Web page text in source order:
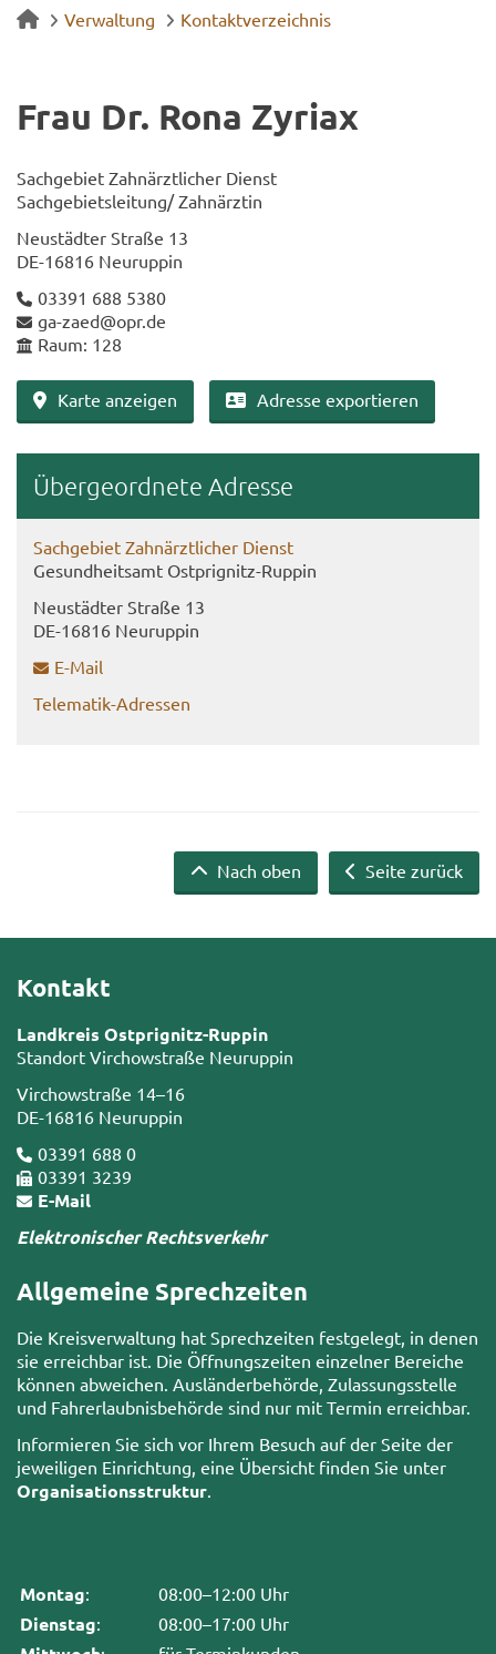
Verwaltung Kontaktverzeichnis
Frau Dr. Rona Zy­riax
Sach­ge­biet Zahn­ärzt­li­cher Dienst
Sach­ge­biets­lei­tung/ Zahn­ärz­tin
Neu­städ­ter Stra­ße 13
DE-​16816 Neu­rup­pin
03391 688 5380
ga-​zaed@opr.de
Raum: 128
Karte an­zei­gen Adres­se ex­por­tie­ren
Über­ge­ord­ne­te Adres­se
Sach­ge­biet Zahn­ärzt­li­cher Dienst
Ge­sund­heits­amt Ostprignitz-​Ruppin
Neu­städ­ter Stra­ße 13
DE-​16816 Neu­rup­pin
E-​Mail
Telematik-​Adressen
Seite zurück
Nach oben
Kontakt
Landkreis Ostprignitz-Ruppin
Standort Virchowstraße Neuruppin
Virchowstraße 14–16
DE-16816 Neuruppin
03391 688 0
03391 3239
E-Mail
Elektronischer Rechtsverkehr
Allgemeine Sprechzeiten
Die Kreisverwaltung hat Sprechzeiten festgelegt, in denen
sie erreichbar ist. Die Öffnungszeiten einzelner Bereiche
können abweichen. Ausländerbehörde, Zulassungsstelle
und Fahrerlaubnisbehörde sind nur mit Termin erreichbar.
Informieren Sie sich vor Ihrem Besuch auf der Seite der
jeweiligen Einrichtung, eine Übersicht finden Sie unter
Organisationsstruktur
Montag: 08:00–12:00 Uhr
Dienstag: 08:00–17:00 Uhr